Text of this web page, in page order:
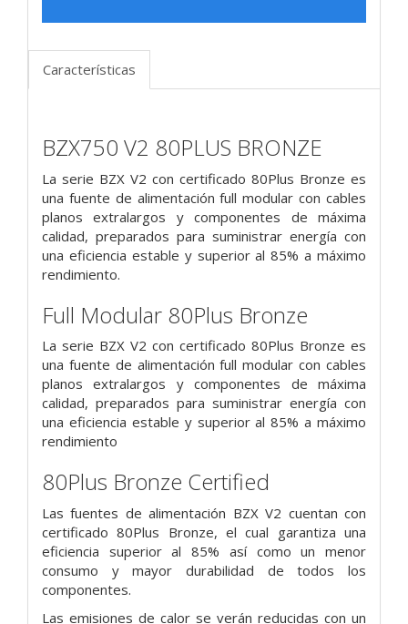
Características
BZX750 V2 80PLUS BRONZE
La serie BZX V2 con certificado 80Plus Bronze es
una fuente de alimentación full modular con cables
planos extralargos y componentes de máxima
calidad, preparados para suministrar energía con
una eficiencia estable y superior al 85% a máximo
rendimiento.
Full Modular 80Plus Bronze
La serie BZX V2 con certificado 80Plus Bronze es
una fuente de alimentación full modular con cables
planos extralargos y componentes de máxima
calidad, preparados para suministrar energía con
una eficiencia estable y superior al 85% a máximo
rendimiento
80Plus Bronze Certified
Las fuentes de alimentación BZX V2 cuentan con
certificado 80Plus Bronze, el cual garantiza una
eficiencia superior al 85% así como un menor
consumo y mayor durabilidad de todos los
componentes.
Las emisiones de calor se verán reducidas con un